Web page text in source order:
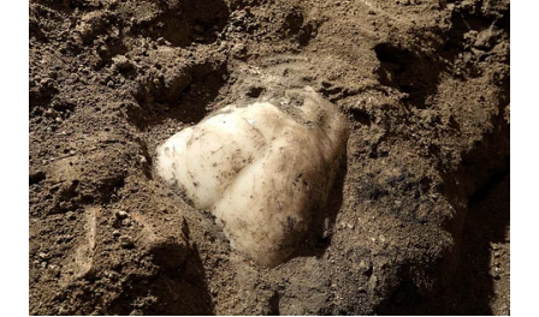
SERIBU
WN
TANGERANG
WN
BINJAI
WN
CIREBON